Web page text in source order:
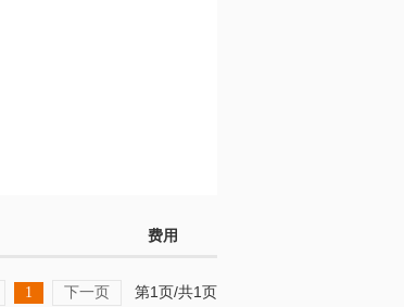
费用
1 下一页 第1页/共1页